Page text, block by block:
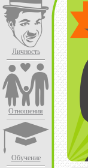
Личность
Отношения
Обучение